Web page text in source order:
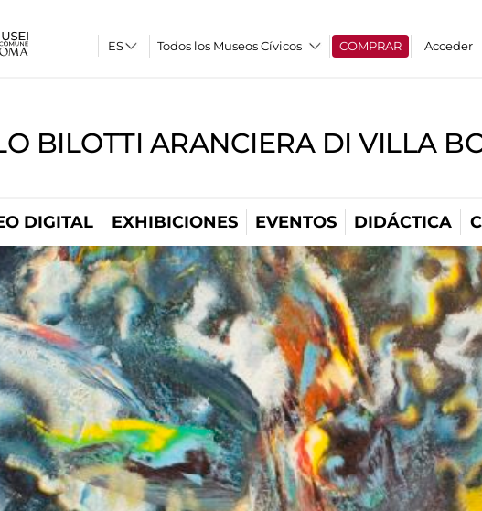
Todos los Museos Cívicos COMPRAR Acceder
BILOTTI ARANCIERA DI VILLA
DIGITAL EXHIBICIONES EVENTOS DIDÁCTICA